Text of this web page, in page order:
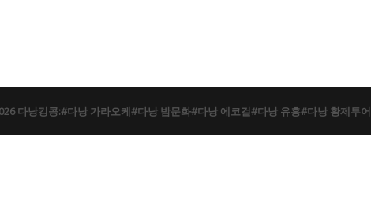
다낭킹콩:#다낭 가라오케#다낭 밤문화#다낭 에코걸#다낭 유흥#다낭 황제투어